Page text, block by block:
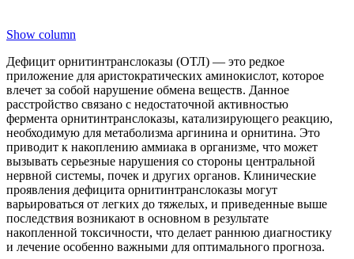
Show column
Дефицит орнитинтранслоказы (ОТЛ) — это редкое
приложение для аристократических аминокислот, которое
влечет за собой нарушение обмена веществ. Данное
расстройство связано с недостаточной активностью
фермента орнитинтранслоказы, катализирующего реакцию,
необходимую для метаболизма аргинина и орнитина. Это
приводит к накоплению аммиака в организме, что может
вызывать серьезные нарушения со стороны центральной
нервной системы, почек и других органов. Клинические
проявления дефицита орнитинтранслоказы могут
варьироваться от легких до тяжелых, и приведенные выше
последствия возникают в основном в результате
накопленной токсичности, что делает раннюю диагностику
и лечение особенно важными для оптимального прогноза.